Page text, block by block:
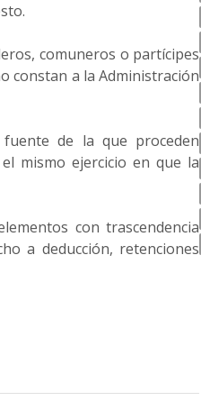
comuneros o partícipes
constan a la Administración
de la que proceden
mismo ejercicio en que la
con trascendencia
a deducción, retenciones